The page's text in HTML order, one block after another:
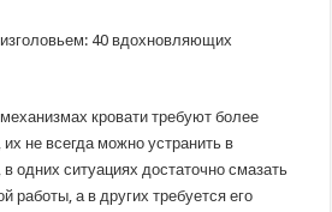
кровати требуют более
не всегда можно устранить в
одних ситуациях достаточно смазать
работы, а в других требуется его